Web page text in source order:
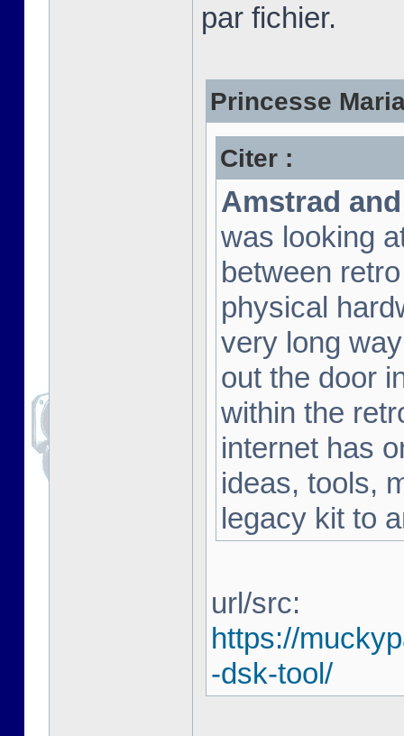
par fichier.
Princesse
Citer :
Amstrad
was looking
between
physical
very long
out the door
within the
internet has
ideas, tools,
legacy kit to
url/src:
https://
-dsk-tool/